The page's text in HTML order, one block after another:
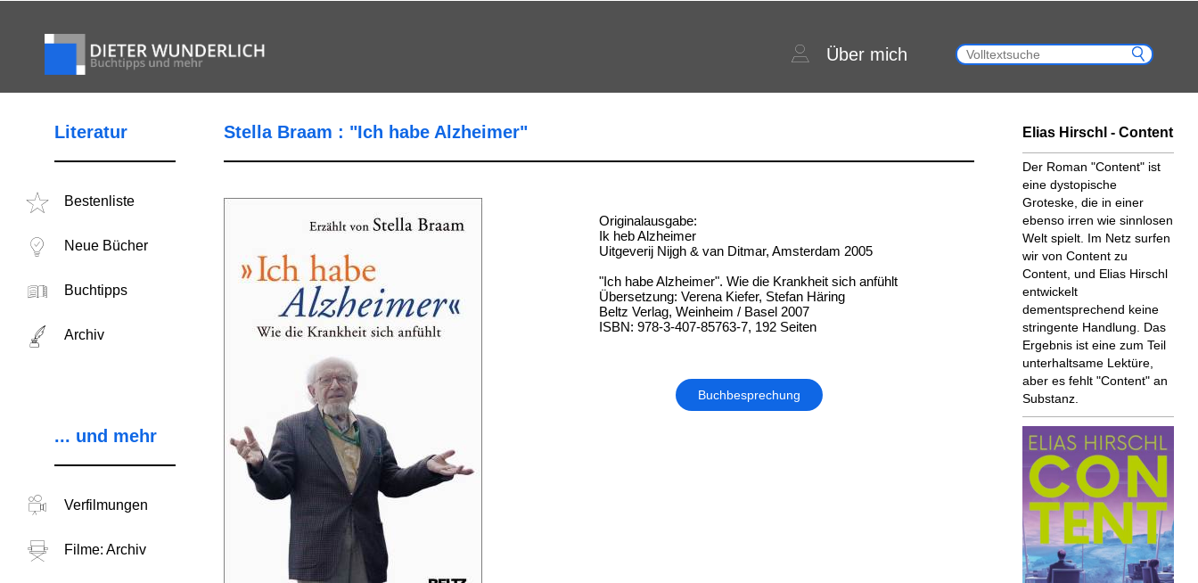
Über mich
Literatur
Bestenliste
Neue Bücher
Buchtipps
Archiv
... und mehr
Verfilmungen
Filme: Archiv
Stella Braam : "Ich habe Alzheimer"
Originalausgabe:
Ik heb Alzheimer
Uitgeverij Nijgh & van Ditmar, Amsterdam 2005
"Ich habe Alzheimer". Wie die Krankheit sich anfühlt
Übersetzung: Verena Kiefer, Stefan Häring
Beltz Verlag, Weinheim / Basel 2007
ISBN: 978-3-407-85763-7, 192 Seiten
Buchbesprechung
Elias Hirschl - Content
Der Roman "Content" ist
eine dystopische
Groteske, die in einer
ebenso irren wie sinnlosen
Welt spielt. Im Netz surfen
wir von Content zu
Content, und Elias Hirschl
entwickelt
dementsprechend keine
stringente Handlung. Das
Ergebnis ist eine zum Teil
unterhaltsame Lektüre,
aber es fehlt "Content" an
Substanz.